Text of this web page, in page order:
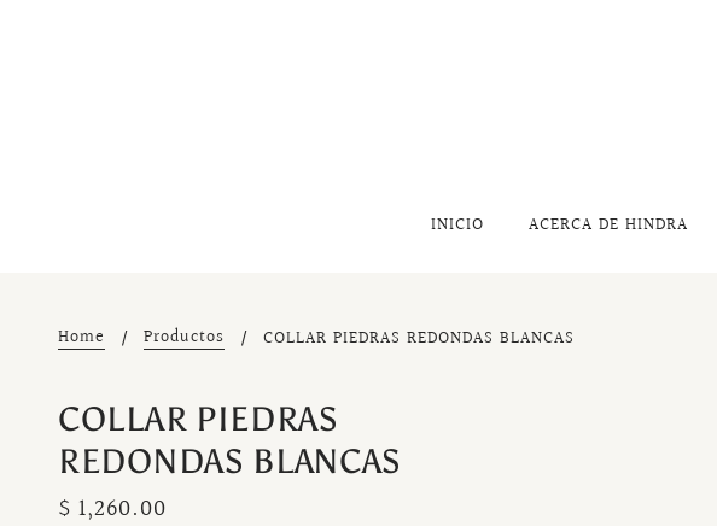
INICIO ACERCA DE HINDRA
Home Productos COLLAR PIEDRAS REDONDAS BLANCAS
COLLAR PIEDRAS
REDONDAS BLANCAS
$ 1,260.00